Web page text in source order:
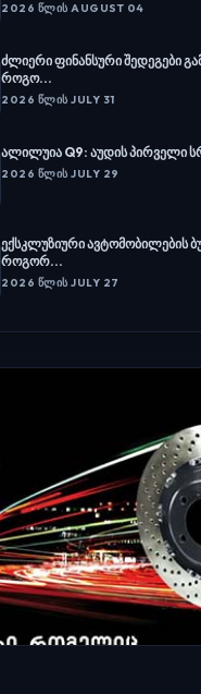
2026 ᲬᲚᲘᲡ AUGUST 04
ძლიერი ფინანსური შედეგები
როგო...
2026 ᲬᲚᲘᲡ JULY 31
ალილუია Q9: აუდის პირველი
2026 ᲬᲚᲘᲡ JULY 29
ექსკლუზიური ავტომობილების
როგორ...
2026 ᲬᲚᲘᲡ JULY 27